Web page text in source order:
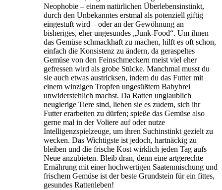
Neophobie – einem natürlichen Überlebensinstinkt,
durch den Unbekanntes erstmal als potenziell giftig
eingestuft wird – oder an der Gewöhnung an
bisheriges, eher ungesundes „Junk-Food“. Um ihnen
das Gemüse schmackhaft zu machen, hilft es oft schon,
einfach die Konsistenz zu ändern, da geraspeltes
Gemüse von den Feinschmeckern meist viel eher
gefressen wird als grobe Stücke. Manchmal musst du
sie auch etwas austricksen, indem du das Futter mit
einem winzigen Tropfen ungesüßtem Babybrei
unwiderstehlich machst. Da Ratten unglaublich
neugierige Tiere sind, lieben sie es zudem, sich ihr
Futter erarbeiten zu dürfen; spieße das Gemüse also
gerne mal in der Voliere auf oder nutze
Intelligenzspielzeuge, um ihren Suchinstinkt gezielt zu
wecken. Das Wichtigste ist jedoch, hartnäckig zu
bleiben und die frische Kost wirklich jeden Tag aufs
Neue anzubieten. Bleib dran, denn eine artgerechte
Ernährung mit einer hochwertigen Saatenmischung und
frischem Gemüse ist der beste Grundstein für ein fittes,
gesundes Rattenleben!